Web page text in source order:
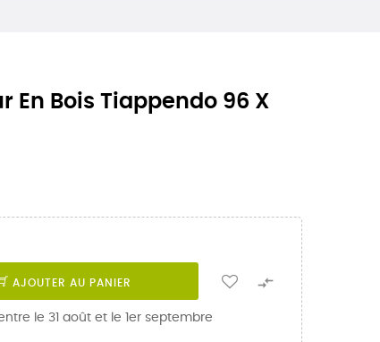
En Bois Tiappendo 96 X
AJOUTER AU PANIER 
le 31 août et le 1er septembre